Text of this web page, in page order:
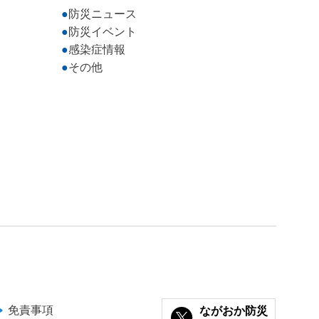
防災ニュース
防災イベント
感染症情報
その他
免責事項